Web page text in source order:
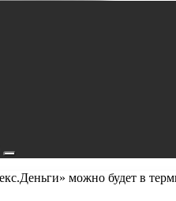
Поиск...
можно будет в